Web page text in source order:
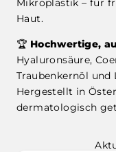
Mikroplastik – für
Haut.
🏆 Hochwertige,
Hyaluronsäure,
Traubenkernöl und
Hergestellt in
dermatologisch